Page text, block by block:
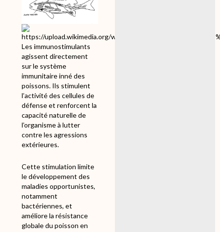
Les immunostimulants
agissent directement
sur le système
immunitaire inné des
poissons. Ils stimulent
l’activité des cellules de
défense et renforcent la
capacité naturelle de
l’organisme à lutter
contre les agressions
extérieures.
Cette stimulation limite
le développement des
maladies opportunistes,
notamment
bactériennes, et
améliore la résistance
globale du poisson en